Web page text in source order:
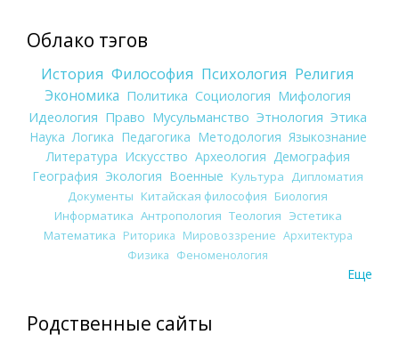
Облако тэгов
История Философия Психология Религия
Экономика Политика Социология Мифология
Идеология Право Мусульманство Этнология Этика
Наука Логика Педагогика Методология Языкознание
Литература Искусство Археология Демография
География Экология Военные Культура
Дипломатия
Документы Китайская философия Биология
Информатика Антропология Теология Эстетика
Математика Риторика Мировоззрение Архитектура
Физика Феноменология
Еще
Родственные сайты